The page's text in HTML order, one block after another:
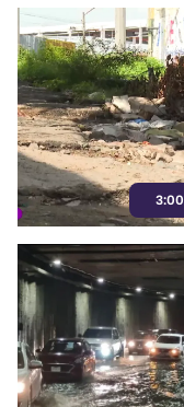
3:00